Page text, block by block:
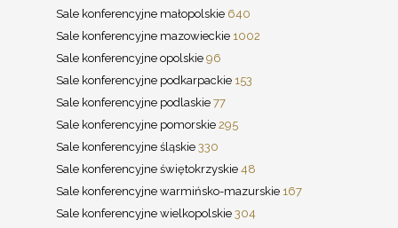
Sale konferencyjne małopolskie 640
Sale konferencyjne mazowieckie 1002
Sale konferencyjne opolskie 96
Sale konferencyjne podkarpackie 153
Sale konferencyjne podlaskie 77
Sale konferencyjne pomorskie 295
Sale konferencyjne śląskie 330
Sale konferencyjne świętokrzyskie 48
Sale konferencyjne warmińsko-mazurskie 167
Sale konferencyjne wielkopolskie 304